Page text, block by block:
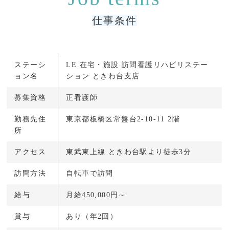
仕事条件
ステーシ
ョン名
LE 在宅・施設 訪問看護リハビリステー
ション ときわ台支店
募集資格 正看護師
勤務先住
所
東京都板橋区常盤台2-10-11 2階
アクセス 東武東上線 ときわ台駅より徒歩3分
訪問方法 自転車で訪問
給与 月給450,000円～
賞与 あり（年2回）